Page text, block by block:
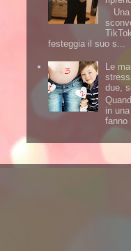
Una
festeggia il suo s...
Le
due,
in
fanno